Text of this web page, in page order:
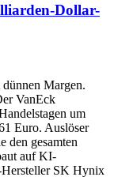
Dollar-
Margen.
VanEck
um
Euro. Auslöser
den gesamten
auf KI-
Hersteller SK Hynix